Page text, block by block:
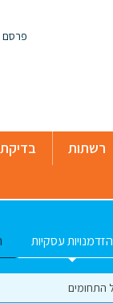
רשתות
הזדמנויות עסקיות